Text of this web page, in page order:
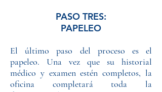
PASO TRES:
PAPELEO
El último paso del proceso es el
papeleo. Una vez que su historial
médico y examen estén completos, la
oficina completará toda la